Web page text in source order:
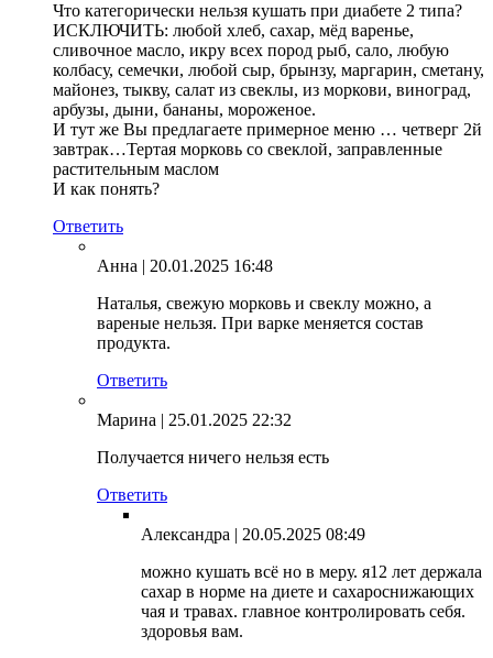
Что категорически нельзя кушать при диабете 2 типа?
ИСКЛЮЧИТЬ: любой хлеб, сахар, мёд варенье,
сливочное масло, икру всех пород рыб, сало, любую
колбасу, семечки, любой сыр, брынзу, маргарин, сметану,
майонез, тыкву, салат из свеклы, из моркови, виноград,
арбузы, дыни, бананы, мороженое.
И тут же Вы предлагаете примерное меню … четверг 2й
завтрак…Тертая морковь со свеклой, заправленные
растительным маслом
И как понять?
Ответить
Анна | 20.01.2025 16:48
Наталья, свежую морковь и свеклу можно, а
вареные нельзя. При варке меняется состав
продукта.
Ответить
Марина | 25.01.2025 22:32
Получается ничего нельзя есть
Ответить
Александра | 20.05.2025 08:49
можно кушать всё но в меру. я12 лет держала
сахар в норме на диете и сахароснижающих
чая и травах. главное контролировать себя.
здоровья вам.